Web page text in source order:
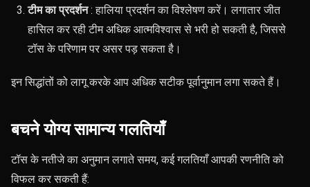
टीम का प्रदर्शन: हालिया प्रदर्शन का विश्लेषण करें। लगातार जीत
हासिल कर रही टीम अधिक आत्मविश्वास से भरी हो सकती है, जिससे
टॉस के परिणाम पर असर पड़ सकता है।
इन सिद्धांतों को लागू करके आप अधिक सटीक पूर्वानुमान लगा सकते हैं।
बचने योग्य सामान्य गलतियाँ
टॉस के नतीजे का अनुमान लगाते समय, कई गलतियाँ आपकी रणनीति को
विफल कर सकती हैं: